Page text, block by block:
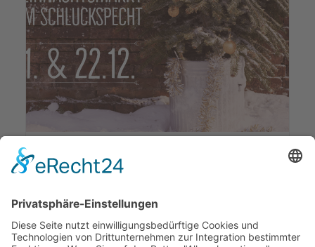
Dezember 4, 2019
Weihnachtsmarkt zum
Schluckspecht